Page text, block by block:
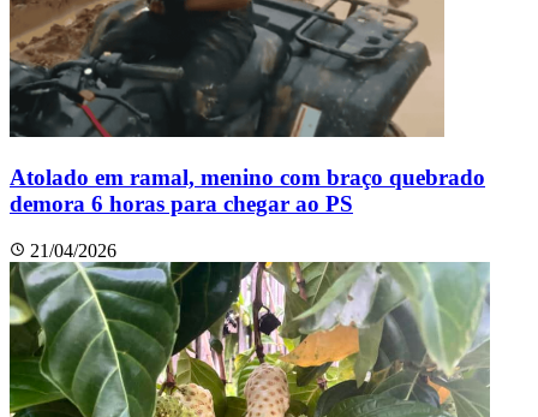
Atolado em ramal, menino com braço quebrado
demora 6 horas para chegar ao PS
21/04/2026